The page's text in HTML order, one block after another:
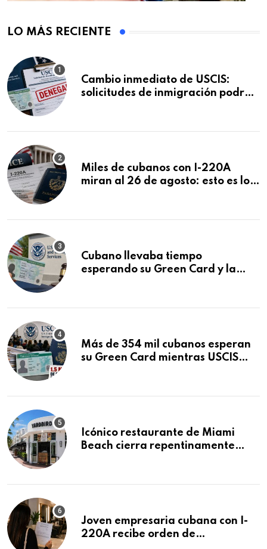
LO MÁS RECIENTE
Cambio inmediato de USCIS:
solicitudes de inmigración podrán
Miles de cubanos con I-220A
miran al 26 de agosto: esto es lo
Cubano llevaba tiempo
esperando su Green Card y la
Más de 354 mil cubanos esperan
su Green Card mientras USCIS
Icónico restaurante de Miami
Beach cierra repentinamente
Joven empresaria cubana con I-
220A recibe orden de